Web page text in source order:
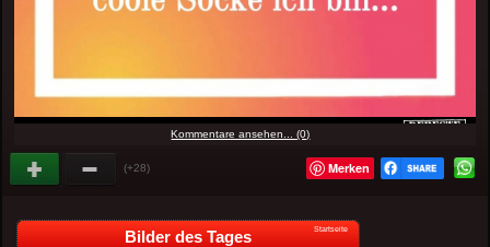
Kommentare ansehen... (0)
(+28) Merken
Bilder des Tages Startseite